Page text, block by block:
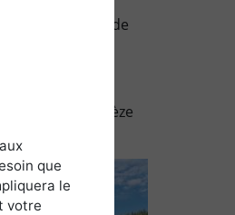
une multitude de
propriété
en bois de
pendant cette
de la Corrèze
que
le
votre